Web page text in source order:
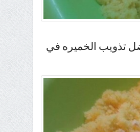
تذويب الخميره في